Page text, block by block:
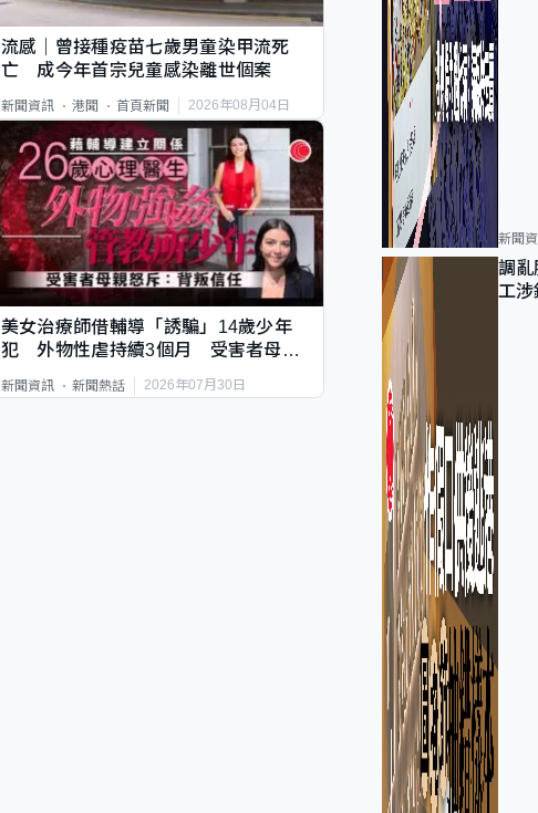
流感｜曾接種疫苗七歲男童染甲流死
亡 成今年首宗兒童感染離世個案
新聞資訊 港聞 首頁新聞 2026年08月04日
美女治療師借輔導「誘騙」14歲少年
犯 外物性虐持續3個月 受害者母：
新聞資訊 新聞熱話 2026年07月30日
新聞
調亂
工